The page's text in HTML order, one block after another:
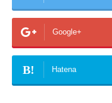
Google+
B! Hatena